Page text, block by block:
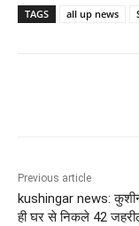
TAGS all up news
Previous article
kushingar news:
ही घर से निकले 42